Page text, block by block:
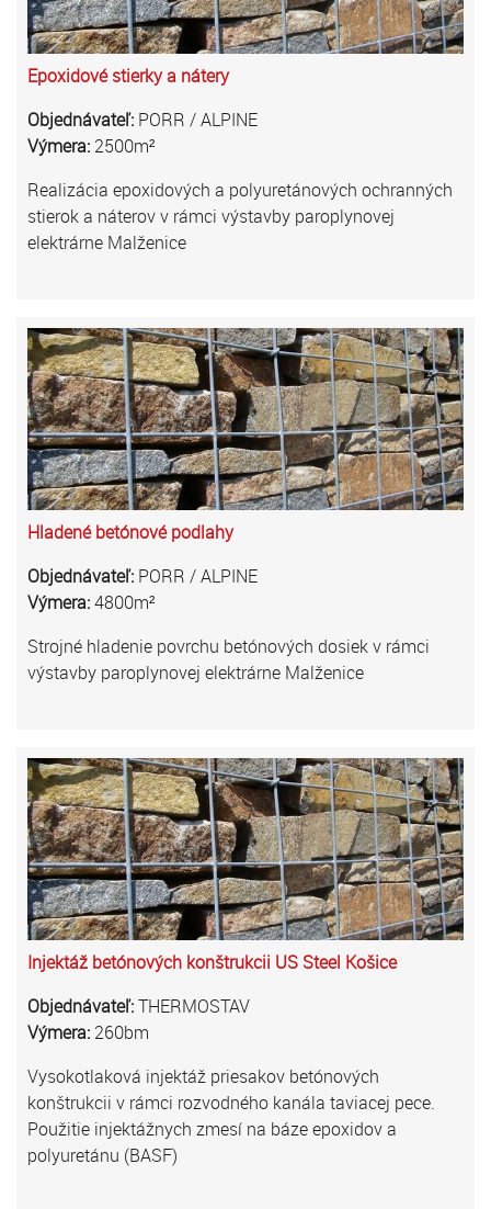
Epoxidové stierky a nátery
Objednávateľ: PORR / ALPINE
Výmera: 2500m²
Realizácia epoxidových a polyuretánových ochranných
stierok a náterov v rámci výstavby paroplynovej
elektrárne Malženice
Hladené betónové podlahy
Objednávateľ: PORR / ALPINE
Výmera:4800m²
Strojné hladenie povrchu betónových dosiek v rámci
výstavby paroplynovej elektrárne Malženice
Injektáž betónových konštrukcii US Steel Košice
Objednávateľ:THERMOSTAV
Výmera: 260bm
Vysokotlaková injektáž priesakov betónových
konštrukcii v rámci rozvodného kanála taviacej pece.
Použitie injektážnych zmesí na báze epoxidov a
polyuretánu (BASF)